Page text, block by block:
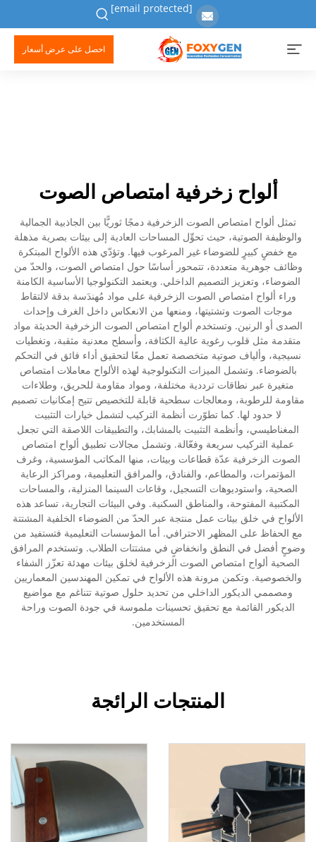
[email protected]
احصل على عرض أسعار
ألواح زخرفية امتصاص الصوت
تمثل ألواح امتصاص الصوت الزخرفية دمجًا ثوريًّا بين الجاذبية الجمالية
والوظيفة الصوتية، حيث تحوِّل المساحات العادية إلى بيئات بصرية مذهلة
مع خفضٍ كبيرٍ للضوضاء غير المرغوب فيها. وتؤدّي هذه الألواح المبتكرة
وظائف جوهرية متعددة، تتمحور أساسًا حول امتصاص الصوت، والحدّ من
الضوضاء، وتعزيز التصميم الداخلي. ويعتمد التكنولوجيا الأساسية الكامنة
وراء ألواح امتصاص الصوت الزخرفية على مواد مُهندَسة بدقة لالتقاط
موجات الصوت وتشتيتها، ومنعها من الانعكاس داخل الغرف وإحداث
الصدى أو الرنين. وتستخدم ألواح امتصاص الصوت الزخرفية الحديثة مواد
متقدمة مثل قلوب رغوية عالية الكثافة، وأسطح معدنية مثقبة، وتغطيات
نسيجية، وألياف صوتية متخصصة تعمل معًا لتحقيق أداء فائق في التحكم
بالضوضاء. وتشمل الميزات التكنولوجية لهذه الألواح معاملات امتصاص
متغيرة عبر نطاقات ترددية مختلفة، ومواد مقاومة للحريق، وطلاءات
مقاومة للرطوبة، ومعالجات سطحية قابلة للتخصيص تتيح إمكانيات تصميم
لا حدود لها. كما تطوّرت أنظمة التركيب لتشمل خيارات التثبيت
المغناطيسي، وأنظمة التثبيت بالمشابك، والتطبيقات اللاصقة التي تجعل
عملية التركيب سريعة وفعّالة. وتشمل مجالات تطبيق ألواح امتصاص
الصوت الزخرفية عدّة قطاعات وبيئات، منها المكاتب المؤسسية، وغرف
المؤتمرات، والمطاعم، والفنادق، والمرافق التعليمية، ومراكز الرعاية
الصحية، واستوديوهات التسجيل، وقاعات السينما المنزلية، والمساحات
المكتبية المفتوحة، والمناطق السكنية. وفي البيئات التجارية، تساعد هذه
الألواح في خلق بيئات عمل منتجة عبر الحدّ من الضوضاء الخلفية المشتتة
مع الحفاظ على المظهر الاحترافي. أما المؤسسات التعليمية فتستفيد من
وضوحٍ أفضل في النطق وانخفاضٍ في مشتتات الطلاب. وتستخدم المرافق
الصحية ألواح امتصاص الصوت الزخرفية لخلق بيئات مهدئة تعزّز الشفاء
والخصوصية. وتكمن مرونة هذه الألواح في تمكين المهندسين المعماريين
ومصممي الديكور الداخلي من تحديد حلول صوتية تتناغم مع مواضيع
الديكور القائمة مع تحقيق تحسينات ملموسة في جودة الصوت وراحة
المستخدمين.
المنتجات الرائجة